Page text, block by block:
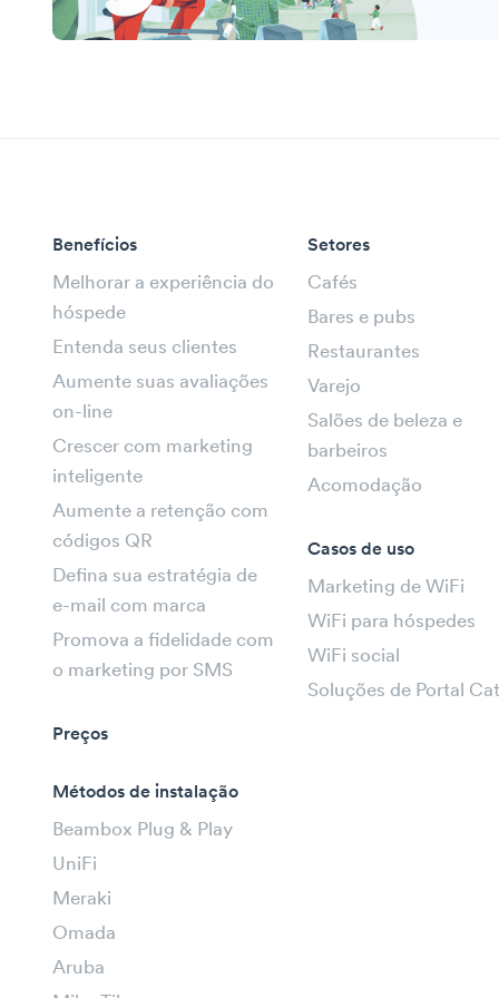
Benefícios
Melhorar a experiência do
hóspede
Entenda seus clientes
Aumente suas avaliações
on-line
Crescer com marketing
inteligente
Aumente a retenção com
códigos QR
Defina sua estratégia de
e-mail com marca
Promova a fidelidade com
o marketing por SMS
Preços
Métodos de instalação
Beambox Plug & Play
UniFi
Meraki
Omada
Aruba
Setores
Cafés
Bares e pubs
Restaurantes
Varejo
Salões de beleza e
barbeiros
Acomodação
Casos de uso
Marketing de WiFi
WiFi para hóspedes
WiFi social
Soluções de Portal